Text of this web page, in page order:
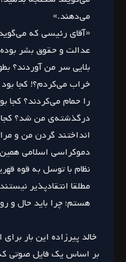
می‌دهند.»
«آقای رئیسی که
عدالت و حقوق بشر
بلایی سر من آوردند؟
خراب می‌کردم؟! کجا
را حمام می‌کردند؟ کجا
درگذشته‌ی من شد؟ کجا
انداختند گردن من و
دموکراسی اسلامی
نظام با توسل به قوه
مطلقا انتقادپذیر
هستم؛ چرا باید حال و
خالد پیرزاده این بار